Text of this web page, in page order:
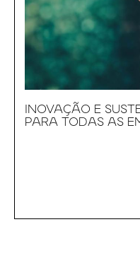
INOVAÇÃO E
PARA TODAS AS